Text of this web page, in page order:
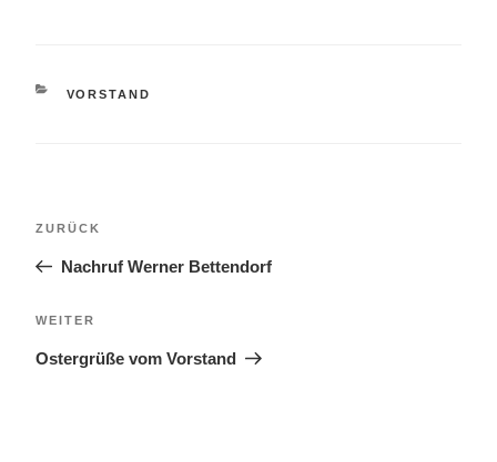
KATEGORIEN
VORSTAND
Vorheriger
ZURÜCK
Nachruf Werner Bettendorf
Nächster
WEITER
Ostergrüße vom Vorstand